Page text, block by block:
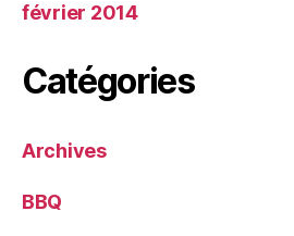
février 2014
Catégories
Archives
BBQ